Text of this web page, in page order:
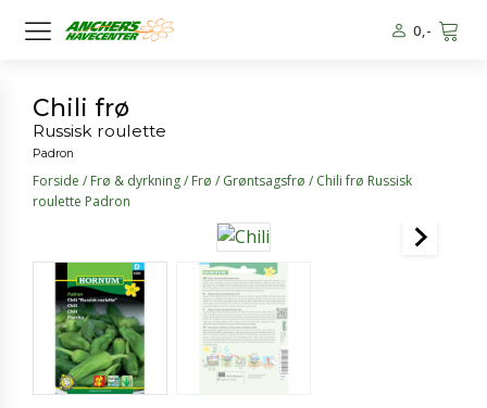
0,-
Forside / Frø & dyrkning/ Frø / Grøntsagsfrø / Chili frø Russisk
roulette Padron
Chili frø
Russisk roulette
Padron